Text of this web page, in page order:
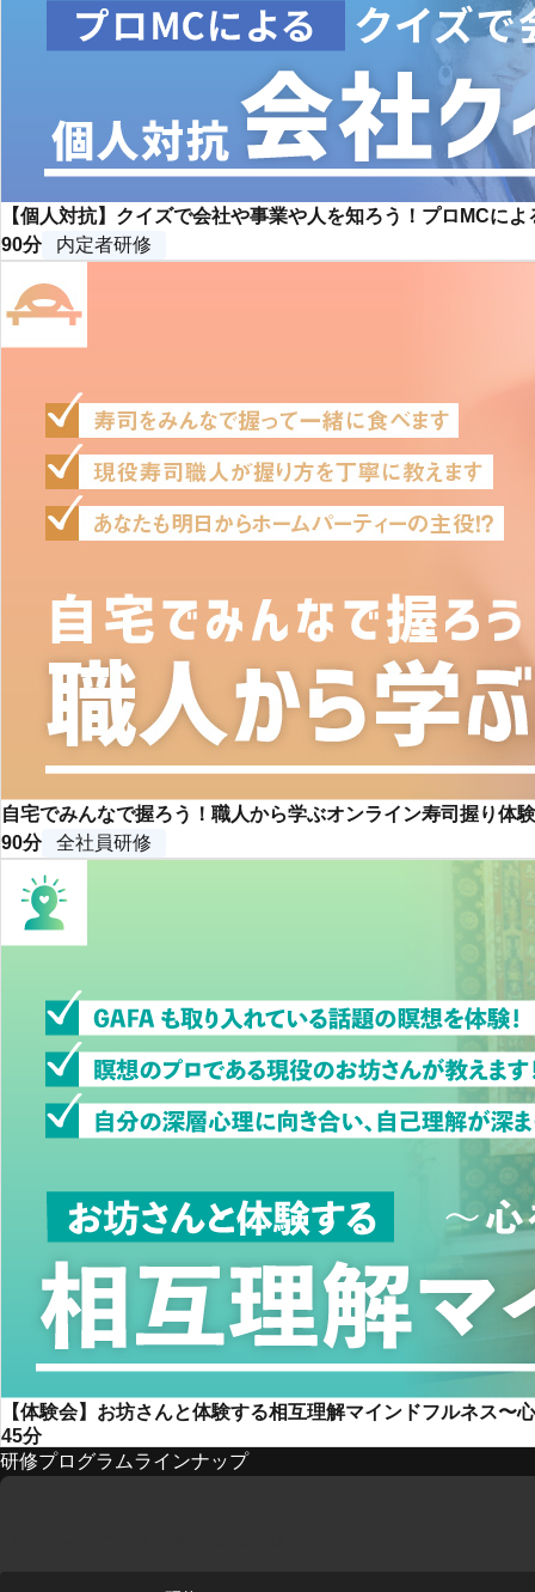
【個人対抗】クイズで会社や事業や人を知ろう！プロMCに
90分
内定者研修
自宅でみんなで握ろう！職人から学ぶオンライン寿司握り体験
90分
全社員研修
【体験会】お坊さんと体験する相互理解マインドフルネス〜
45分
研修プログラムラインナップ